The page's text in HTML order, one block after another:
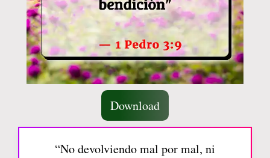
Download
“No devolviendo mal por mal, ni